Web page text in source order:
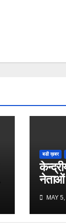
बडी ख़बर
नेताओं
MAY